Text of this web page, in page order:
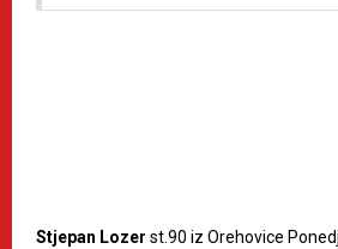
Stjepan Lozer st.90 iz Orehovice